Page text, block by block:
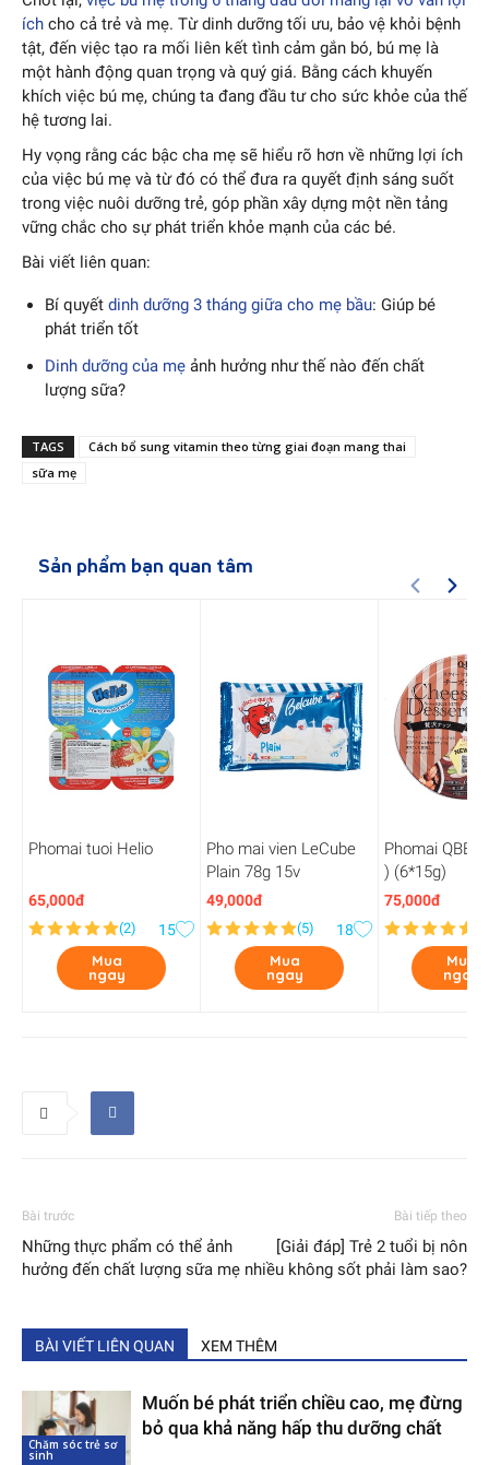
ích cho cả trẻ và mẹ. Từ dinh dưỡng tối ưu, bảo vệ khỏi bệnh
tật, đến việc tạo ra mối liên kết tình cảm gắn bó, bú mẹ là
một hành động quan trọng và quý giá. Bằng cách khuyến
khích việc bú mẹ, chúng ta đang đầu tư cho sức khỏe của thế
hệ tương lai.
Hy vọng rằng các bậc cha mẹ sẽ hiểu rõ hơn về những lợi ích
của việc bú mẹ và từ đó có thể đưa ra quyết định sáng suốt
trong việc nuôi dưỡng trẻ, góp phần xây dựng một nền tảng
vững chắc cho sự phát triển khỏe mạnh của các bé.
Bài viết liên quan:
Bí quyết dinh dưỡng 3 tháng giữa cho mẹ bầu: Giúp bé
phát triển tốt
Dinh dưỡng của mẹ ảnh hưởng như thế nào đến chất
lượng sữa?
TAGS
Cách bổ sung vitamin theo từng giai đoạn mang thai
sữa mẹ
Sản phẩm bạn quan tâm
Phomai tuoi Helio
65,000đ
(2)
15
Mua
ngay
Pho mai vien LeCube
Plain 78g 15v
49,000đ
(5)
18
Mua
ngay
Phomai QBB
) (6*15g)
75,000đ
Mua
ngay
Bài trước
Những thực phẩm có thể ảnh
hưởng đến chất lượng sữa mẹ
Bài tiếp theo
[Giải đáp] Trẻ 2 tuổi bị nôn
nhiều không sốt phải làm sao?
BÀI VIẾT LIÊN QUAN XEM THÊM
Chăm sóc trẻ sơ
sinh
Muốn bé phát triển chiều cao, mẹ đừng
bỏ qua khả năng hấp thu dưỡng chất